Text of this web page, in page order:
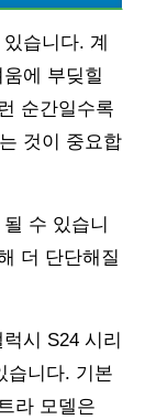
습니다. 계
에 부딪힐
순간일수록
것이 중요합
수 있습니
더 단단해질
시 S24 시리
습니다. 기본
라 모델은